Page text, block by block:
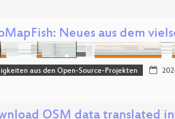
Neues aus dem
aus den Open-Source-Projekten
OSM data translated